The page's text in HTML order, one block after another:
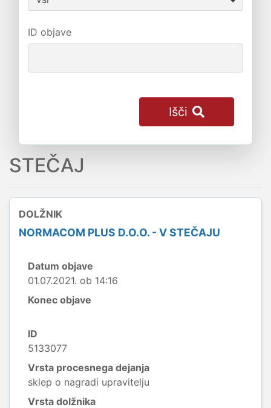
ID objave
Išči
STEČAJ
DOLŽNIK
NORMACOM PLUS D.O.O. - V STEČAJU
Datum objave
01.07.2021. ob 14:16
Konec objave
ID
5133077
Vrsta procesnega dejanja
sklep o nagradi upravitelju
Vrsta dolžnika